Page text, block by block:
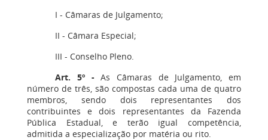
I - Câmaras de Julgamento;
II - Câmara Especial;
III - Conselho Pleno.
Art. 5º - As Câmaras de Julgamento, em
número de três, são compostas cada uma de quatro
membros, sendo dois representantes dos
contribuintes e dois representantes da Fazenda
Pública Estadual, e terão igual competência,
admitida a especialização por matéria ou rito.